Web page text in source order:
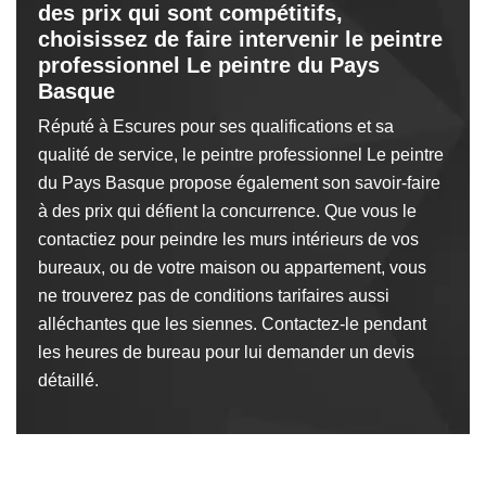
des prix qui sont compétitifs,
choisissez de faire intervenir le peintre
professionnel Le peintre du Pays
Basque
Réputé à Escures pour ses qualifications et sa
qualité de service, le peintre professionnel Le peintre
du Pays Basque propose également son savoir-faire
à des prix qui défient la concurrence. Que vous le
contactiez pour peindre les murs intérieurs de vos
bureaux, ou de votre maison ou appartement, vous
ne trouverez pas de conditions tarifaires aussi
alléchantes que les siennes. Contactez-le pendant
les heures de bureau pour lui demander un devis
détaillé.